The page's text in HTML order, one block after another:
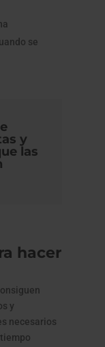
se
y
las
hacer
y
necesarios